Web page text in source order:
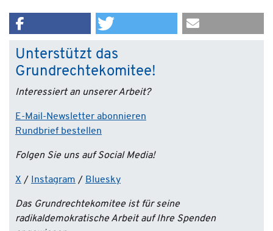
Unterstützt das
Grundrechtekomitee!
Interessiert an unserer Arbeit?
E-Mail-Newsletter abonnieren
Rundbrief bestellen
Folgen Sie uns auf Social Media!
X / Instagram / Bluesky
Das Grundrechtekomitee ist für seine
radikaldemokratische Arbeit auf Ihre Spenden